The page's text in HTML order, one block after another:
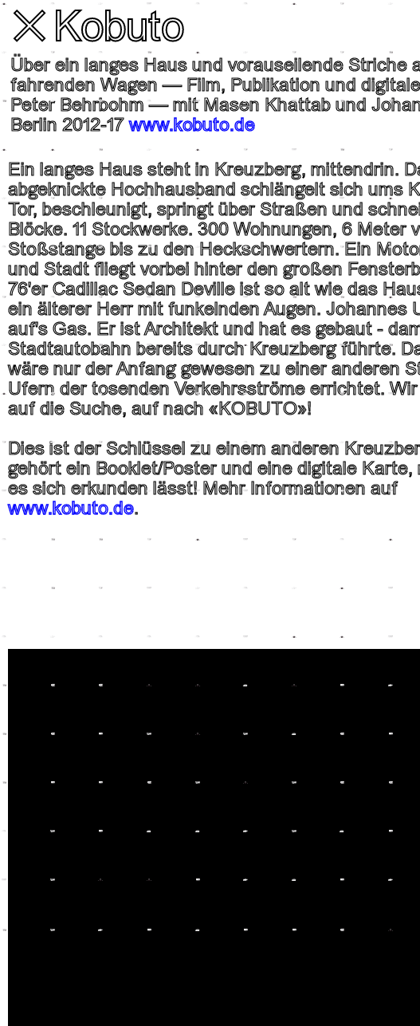
✕ Kobuto
Über ein langes Haus und vorauseilende Striche
fahrenden Wagen ― Film, Publikation und
Peter Behrbohm ― mit Masen Khattab und
Berlin 2012-17www.kobuto.de
Ein langes Haus steht in Kreuzberg, mittendrin.
abgeknickte Hochhausband schlängelt sich ums
Tor, beschleunigt, springt über Straßen und
Blöcke. 11 Stockwerke. 300 Wohnungen, 6 Meter
Stoßstange bis zu den Heckschwertern. Ein
und Stadt fliegt vorbei hinter den großen
76'er Cadillac Sedan Deville ist so alt wie das
ein älterer Herr mit funkelnden Augen. Johannes
auf's Gas. Er ist Architekt und hat es gebaut -
Stadtautobahn bereits durch Kreuzberg führte.
wäre nur der Anfang gewesen zu einer anderen
Ufern der tosenden Verkehrsströme errichtet.
auf die Suche, auf nach «KOBUTO»!
Dies ist der Schlüssel zu einem anderen
gehört ein Booklet/Poster und eine digitale Karte,
es sich erkunden lässt! Mehr Informationen auf
www.kobuto.de.